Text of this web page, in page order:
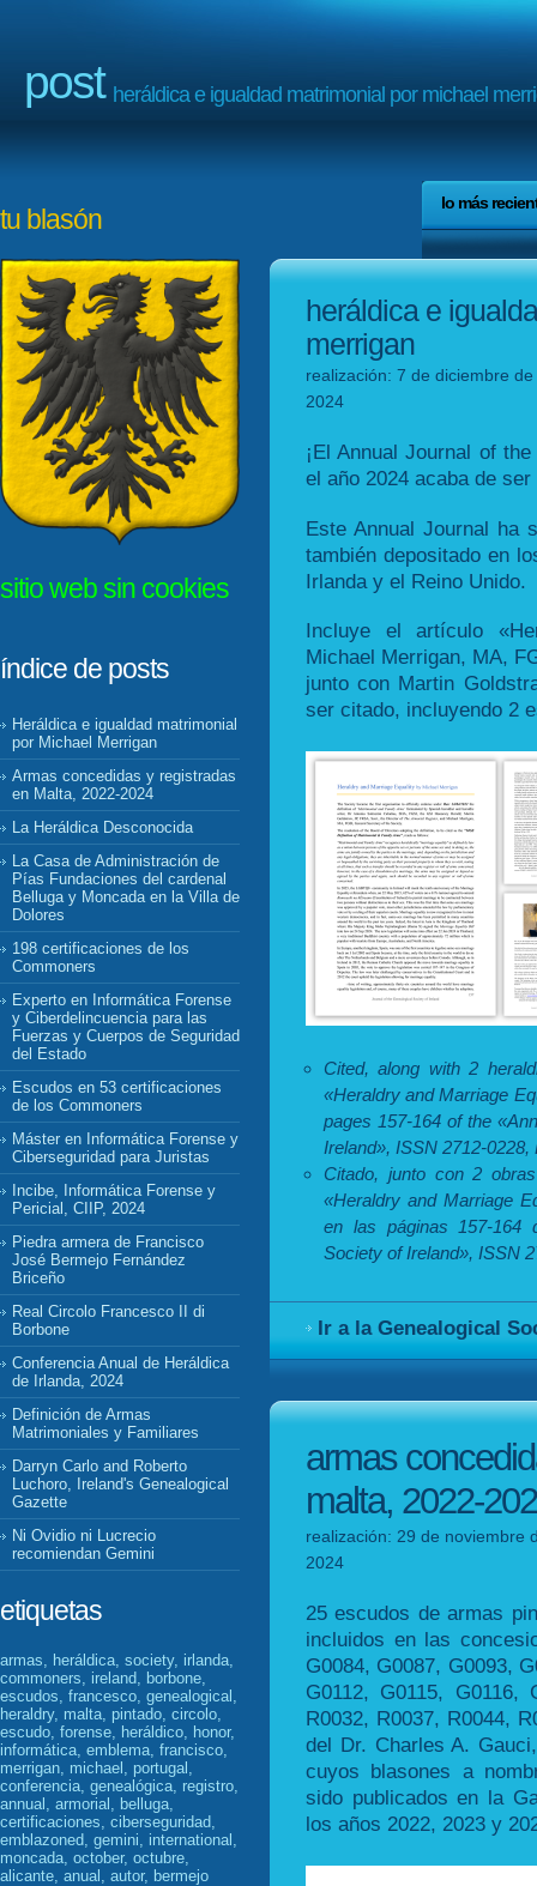
post heráldica e igualdad matrimonial por michael
lo más
tu blasón
sitio web sin cookies
índice de posts
Heráldica e igualdad matrimonial
por Michael Merrigan
Armas concedidas y registradas
en Malta, 2022-2024
La Heráldica Desconocida
La Casa de Administración de
Pías Fundaciones del cardenal
Belluga y Moncada en la Villa de
Dolores
198 certificaciones de los
Commoners
Experto en Informática Forense
y Ciberdelincuencia para las
Fuerzas y Cuerpos de Seguridad
del Estado
Escudos en 53 certificaciones
de los Commoners
Máster en Informática Forense y
Ciberseguridad para Juristas
Incibe, Informática Forense y
Pericial, CIIP, 2024
Piedra armera de Francisco
José Bermejo Fernández
Briceño
Real Circolo Francesco II di
Borbone
Conferencia Anual de Heráldica
de Irlanda, 2024
Definición de Armas
Matrimoniales y Familiares
Darryn Carlo and Roberto
Luchoro, Ireland's Genealogical
Gazette
Ni Ovidio ni Lucrecio
recomiendan Gemini
etiquetas
armas, heráldica, society, irlanda,
commoners, ireland, borbone,
escudos, francesco, genealogical,
heraldry, malta, pintado, circolo,
escudo, forense, heráldico, honor,
informática, emblema, francisco,
merrigan, michael, portugal,
conferencia, genealógica, registro,
annual, armorial, belluga,
certificaciones, ciberseguridad,
emblazoned, gemini, international,
moncada, october, octubre,
alicante, anual, autor, bermejo
heráldica e
merrigan
realización: 7 de diciembre
2024
¡El Annual Journal of
el año 2024 acaba de
Este Annual Journal ha
también depositado en
Irlanda y el Reino Unido.
Incluye el artículo
Michael Merrigan, MA,
junto con Martin
ser citado, incluyendo 2
Cited, along with 2
«Heraldry and Marriage
pages 157-164 of the
Ireland», ISSN 2712-
Citado, junto con 2
«Heraldry and Marriage
en las páginas 157-164
Society of Ireland», ISSN
Ir a la Genealogical
armas
malta, 2022-
realización: 29 de noviembre
2024
25 escudos de armas
incluidos en las
G0084, G0087, G0093,
G0112, G0115,
R0032, R0037, R0044,
del Dr. Charles A.
cuyos blasones a
sido publicados en la
los años 2022, 2023 y